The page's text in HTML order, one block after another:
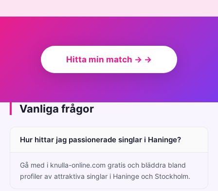
Hitta min match → →
Vanliga frågor
Hur hittar jag passionerade singlar i Haninge?
Gå med i knulla-online.com gratis och bläddra bland
profiler av attraktiva singlar i Haninge och Stockholm.